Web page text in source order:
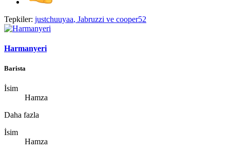
Tepkiler: justchuuyaa, Jabruzzi ve cooper52
Harmanyeri
Barista
İsim
Hamza
Daha fazla
İsim
Hamza